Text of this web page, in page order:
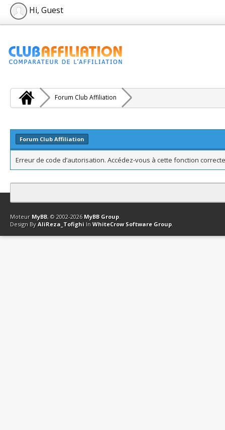
Hi, Guest
Forum Club Affiliation
Forum Club Affiliation
Erreur de code d’autorisation. Accédez-vous à cette fonction
Contact Club Affiliation Retourner en haut Version bas-débit
Moteur MyBB, © 2002-2026 MyBB Group.
Design By AliReza_Tofighi In WhiteCrow Software Group.